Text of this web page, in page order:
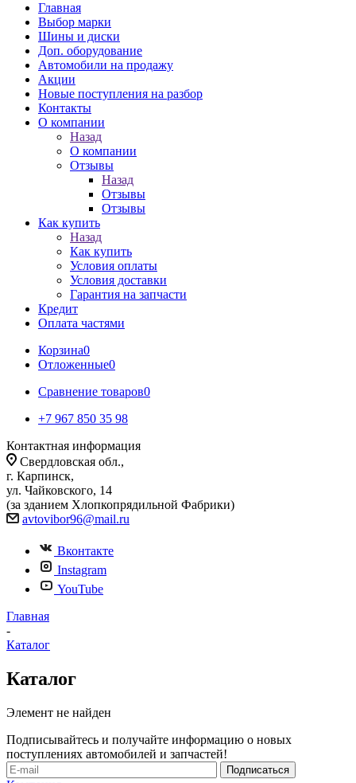
Главная
Выбор марки
Шины и диски
Доп. оборудование
Автомобили на продажу
Акции
Новые поступления на разбор
Контакты
О компании
Назад
О компании
Отзывы
Назад
Отзывы
Отзывы
Как купить
Назад
Как купить
Условия оплаты
Условия доставки
Гарантия на запчасти
Кредит
Оплата частями
Корзина0
Отложенные0
Сравнение товаров0
+7 967 850 35 98
Контактная информация
Свердловская обл.,
г. Карпинск,
ул. Чайковского, 14
(за зданием Хлопкопрядильной Фабрики)
avtovibor96@mail.ru
Вконтакте
Instagram
YouTube
Главная
-
Каталог
Каталог
Элемент не найден
Подписывайтесь и получайте информацию о новых
поступлениях автомобилей и запчастей!